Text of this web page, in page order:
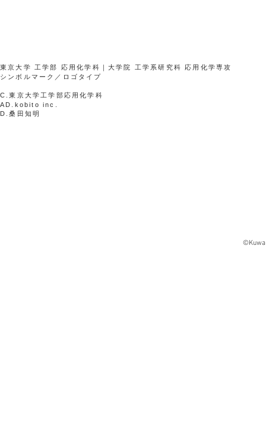
東京大学 工学部 応用化学科｜大学院 工学系研究科 応用化学専攻
シンボルマーク／ロゴタイプ
C.東京大学工学部応用化学科
AD.kobito inc.
D.桑田知明
©Kuwa